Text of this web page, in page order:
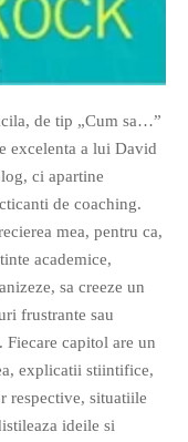
de tip „Cum sa…”
excelenta a lui David
ci apartine
de coaching.
mea, pentru ca,
academice,
sa creeze un
frustrante sau
Fiecare capitol are un
explicatii stiintifice,
respective, situatiile
ideile si